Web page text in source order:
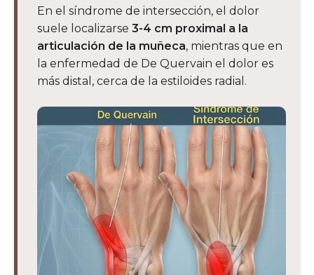
En el síndrome de intersección, el dolor
suele localizarse 3-4 cm proximal a la
articulación de la muñeca, mientras que en
la enfermedad de De Quervain el dolor es
más distal, cerca de la estiloides radial.